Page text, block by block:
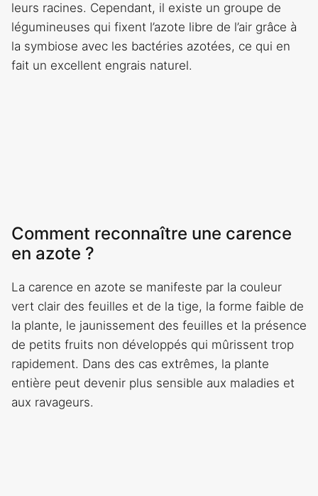
leurs racines. Cependant, il existe un groupe de
légumineuses qui fixent l’azote libre de l’air grâce à
la symbiose avec les bactéries azotées, ce qui en
fait un excellent engrais naturel.
Comment reconnaître une carence
en azote ?
La carence en azote se manifeste par la couleur
vert clair des feuilles et de la tige, la forme faible de
la plante, le jaunissement des feuilles et la présence
de petits fruits non développés qui mûrissent trop
rapidement. Dans des cas extrêmes, la plante
entière peut devenir plus sensible aux maladies et
aux ravageurs.